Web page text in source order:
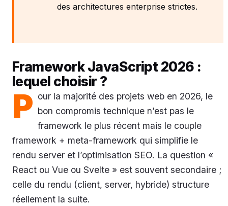
des architectures enterprise strictes.
Framework JavaScript 2026 :
lequel choisir ?
P our la majorité des projets web en 2026, le
bon compromis technique n’est pas le
framework le plus récent mais le couple
framework + meta-framework qui simplifie le
rendu server et l’optimisation SEO. La question «
React ou Vue ou Svelte » est souvent secondaire ;
celle du rendu (client, server, hybride) structure
réellement la suite.